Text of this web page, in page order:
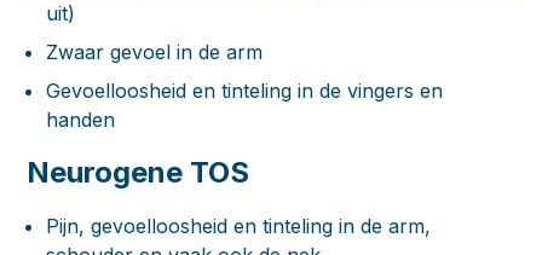
uit)
Zwaar gevoel in de arm
Gevoelloosheid en tinteling in de vingers en
handen
Neurogene TOS
Pijn, gevoelloosheid en tinteling in de arm,